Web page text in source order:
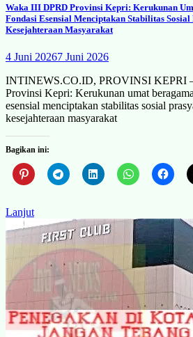
Waka III DPRD Provinsi Kepri: Kerukunan
Fondasi Esensial Menciptakan Stabilitas
Kesejahteraan Masyarakat
4 Juni 20267 Juni 2026
INTINEWS.CO.ID, PROVINSI KEPRI
Provinsi Kepri: Kerukunan umat
esensial menciptakan stabilitas sosial
kesejahteraan masyarakat
Bagikan ini:
Lanjut